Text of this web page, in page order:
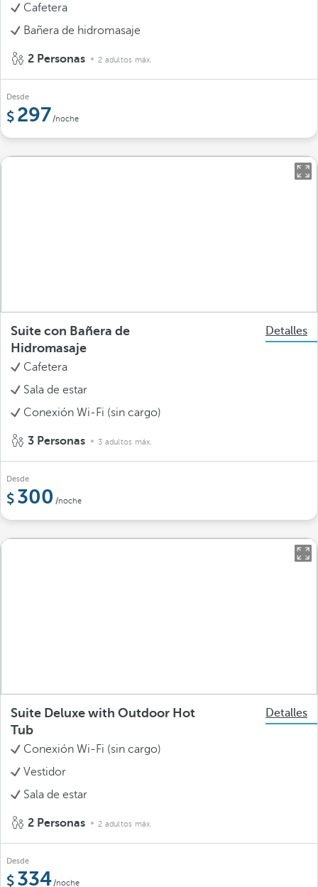
Cafetera
Bañera de hidromasaje
2 Personas 2 adultos máx.
Desde
297/noche
Suite con Bañera de
Hidromasaje
Detalles
Cafetera
Sala de estar
Conexión Wi-Fi (sin cargo)
3 Personas 3 adultos máx.
Desde
300 /noche
Suite Deluxe with Outdoor Hot
Tub
Detalles
Conexión Wi-Fi (sin cargo)
Vestidor
Sala de estar
2 Personas 2 adultos máx.
Desde
334/noche